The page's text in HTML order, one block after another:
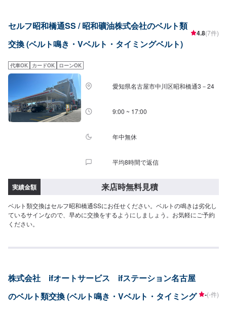
セルフ昭和橋通SS / 昭和礦油株式会社のベルト類
交換 (ベルト鳴き・Vベルト・タイミングベルト)
4.8(7件)
代車OK カードOK ローンOK
愛知県名古屋市中川区昭和橋通3－24
9:00 ~ 17:00
年中無休
平均8時間で返信
実績金額 来店時無料見積
ベルト類交換はセルフ昭和橋通SSにお任せください。ベルトの鳴きは劣化し
ているサインなので、早めに交換をするようにしましょう。お気軽にご予約
ください。
株式会社 ifオートサービス ifステーション名古屋
のベルト類交換 (ベルト鳴き・Vベルト・タイミング
-(-件)